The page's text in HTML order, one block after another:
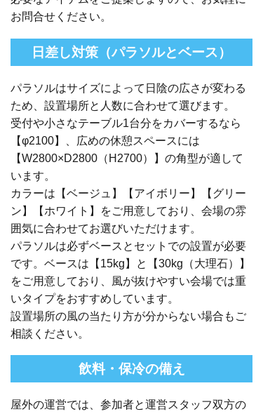
お問合せください。
日差し対策（パラソルとベース）
パラソルはサイズによって日陰の広さが変わる
ため、設置場所と人数に合わせて選びます。
受付や小さなテーブル1台分をカバーするなら
【φ2100】、広めの休憩スペースには
【W2800×D2800（H2700）】の角型が適して
います。
カラーは【ベージュ】【アイボリー】【グリー
ン】【ホワイト】をご用意しており、会場の雰
囲気に合わせてお選びいただけます。
パラソルは必ずベースとセットでの設置が必要
です。ベースは【15kg】と【30kg（大理石）】
をご用意しており、風が抜けやすい会場では重
いタイプをおすすめしています。
設置場所の風の当たり方が分からない場合もご
相談ください。
飲料・保冷の備え
屋外の運営では、参加者と運営スタッフ双方の